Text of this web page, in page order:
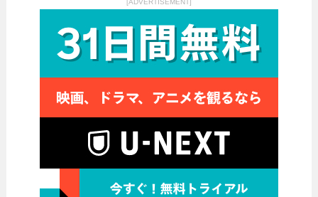
[ADVERTISEMENT]